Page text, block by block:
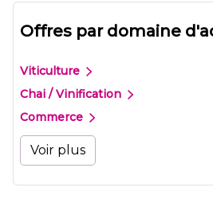
Offres par domaine
Viticulture
Chai / Vinification
Commerce
Voir plus